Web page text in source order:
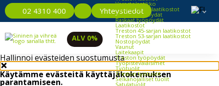
Hallinnoi evästeiden suostumusta
Käytämme evästeitä käyttäjäkokemuksen
parantamiseen.
02 4310 400 Yhteystiedot
Varastolaatikko
Työpöydät ja laatikostot
Kevyet työpöydät
Raskaat työpöydät
Laatikostot
Treston 45-sarjan laatikostot
Treston 53-sarjan laatikostot
Nostopöydät
Vaunut
Laitekaapit
Treston työpöydät
Työpistevalaisimet
Työtuolit
Treston työtuolit
Selkänojalliset tuolit
Satulatuolit
ALV 0%